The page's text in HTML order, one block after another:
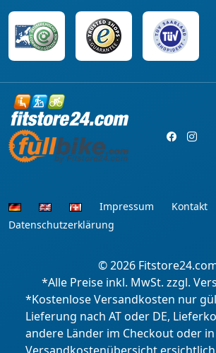
Impressum
Kontakt
Datenschutzerklärung
© 2026
*Alle Preise inkl. MwSt. zzgl.
*Kostenlose Versandkosten nur
Lieferung nach AT oder DE,
andere Länder im Checkout oder in